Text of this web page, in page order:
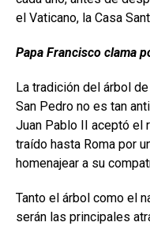
el Vaticano, la Casa
Papa Francisco clama
La tradición del árbol
San Pedro no es tan
Juan Pablo II aceptó el
traído hasta Roma por
homenajear a su
Tanto el árbol como el
serán las principales